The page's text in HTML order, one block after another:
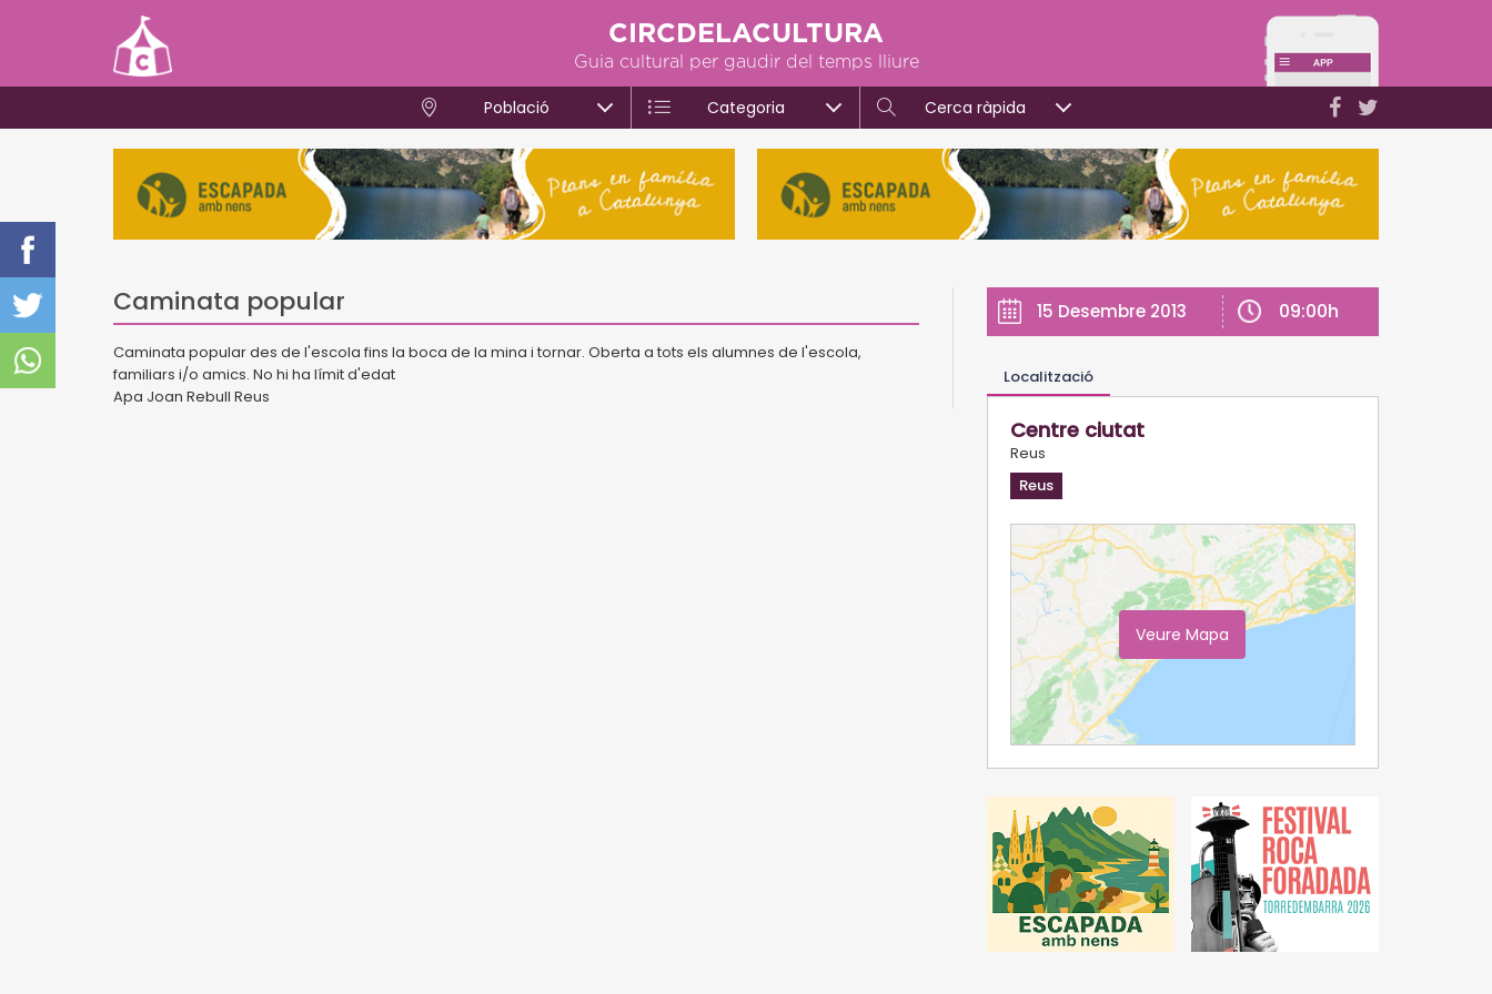
CIRCDELACULTURA
Guia cultural per gaudir del temps lliure
Població Categoria Cerca ràpida
Caminata popular
Caminata popular des de l'escola fins la boca de la mina i tornar. Oberta a tots els alumnes de l'escola,
familiars i/o amics. No hi ha límit d'edat
Apa Joan Rebull Reus
15 Desembre 2013 09:00h
Localització
Centre ciutat
Reus
Reus
Veure Mapa